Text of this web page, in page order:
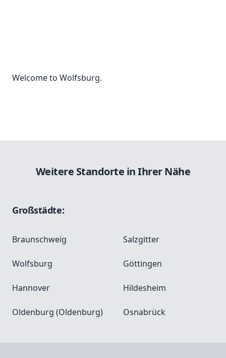
Welcome to Wolfsburg.
Weitere Standorte in Ihrer Nähe
Großstädte:
Braunschweig Salzgitter
Wolfsburg Göttingen
Hannover Hildesheim
Oldenburg (Oldenburg) Osnabrück